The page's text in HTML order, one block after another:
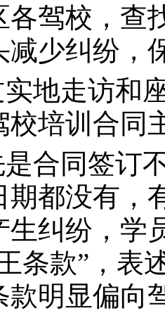
各驾校，查
减少纠纷，
地走访和
校培训合同
合同签订
期都没有，
生纠纷，学
条款”，表
款明显偏向